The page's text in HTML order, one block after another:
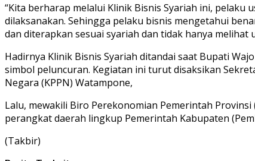
“Kita berharap melalui Klinik Bisnis Syariah ini,
dilaksanakan. Sehingga pelaku bisnis mengetahui
dan diterapkan sesuai syariah dan tidak hanya melihat
Hadirnya Klinik Bisnis Syariah ditandai saat Bupati
simbol peluncuran. Kegiatan ini turut disaksikan
Negara (KPPN) Watampone,
Lalu, mewakili Biro Perekonomian Pemerintah
perangkat daerah lingkup Pemerintah Kabupaten
(Takbir)